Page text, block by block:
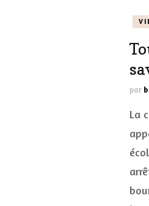
MAKE-
LA VIE
par
La